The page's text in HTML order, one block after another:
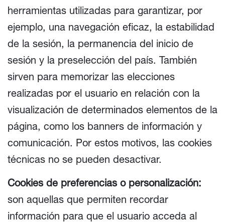
herramientas utilizadas para garantizar, por
ejemplo, una navegación eficaz, la estabilidad
de la sesión, la permanencia del inicio de
sesión y la preselección del país. También
sirven para memorizar las elecciones
realizadas por el usuario en relación con la
visualización de determinados elementos de la
página, como los banners de información y
comunicación. Por estos motivos, las cookies
técnicas no se pueden desactivar.
Cookies de preferencias o personalización:
son aquellas que permiten recordar
información para que el usuario acceda al